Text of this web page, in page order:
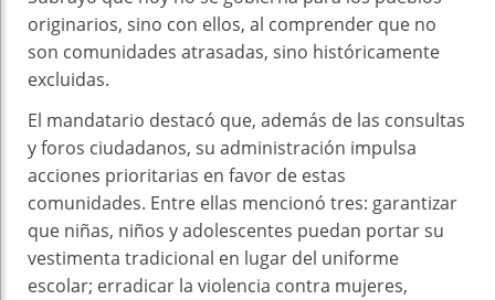
originarios, sino con ellos, al comprender que no
son comunidades atrasadas, sino históricamente
excluidas.
El mandatario destacó que, además de las consultas
y foros ciudadanos, su administración impulsa
acciones prioritarias en favor de estas
comunidades. Entre ellas mencionó tres: garantizar
que niñas, niños y adolescentes puedan portar su
vestimenta tradicional en lugar del uniforme
escolar; erradicar la violencia contra mujeres,